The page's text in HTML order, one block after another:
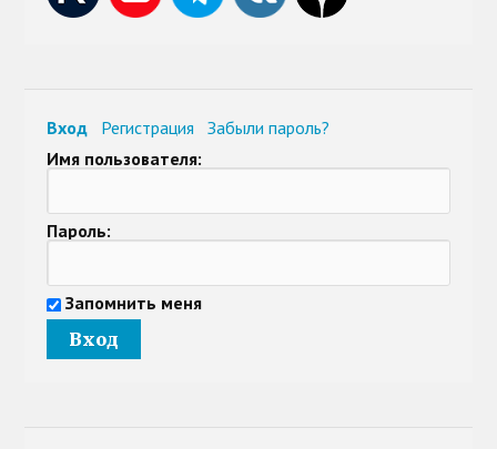
Вход Регистрация
Забыли пароль?
Имя пользователя:
Пароль:
Запомнить меня